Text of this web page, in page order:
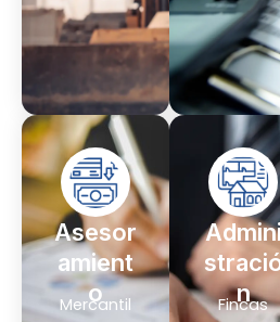
Asesor
amient
o
Mercantil
n
Fincas